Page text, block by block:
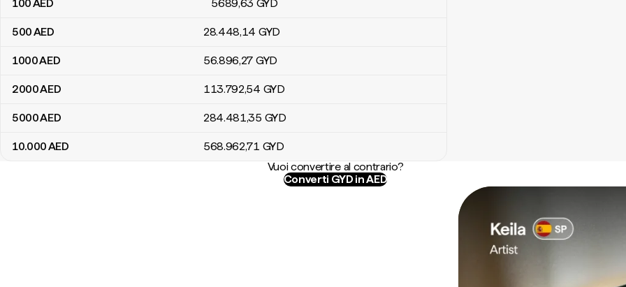
100AED 5689,63 GYD
500AED 28.448,14 GYD
1000AED 56.896,27 GYD
2000AED 113.792,54 GYD
5000AED 284.481,35 GYD
10.000AED 568.962,71 GYD
Vuoi convertire al contrario?
Converti GYD in AED